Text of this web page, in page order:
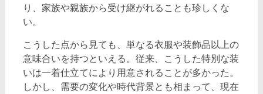
り、家族や親族から受け継がれることも珍しくな
い。
こうした点から見ても、単なる衣服や装飾品以上の
意味合いを持つといえる。従来、こうした特別な装
いは一着仕立てにより用意されることが多かった。
しかし、需要の変化や時代背景とも相まって、現在